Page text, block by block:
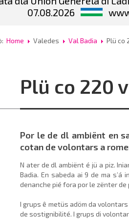
07.08.2026
Home Valedes Val Badia Plü co
Plü co 220
Por le de dl ambiënt en
cotan de volontars a
N ater de dl ambiënt é jü a piz.
Badia. En sabeda ai 9 de ma
denanche pié fora por le zënter
I grups ê metüs adöm da
de sostignibilité. I grups di